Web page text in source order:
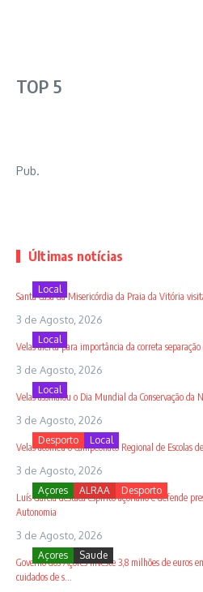
TOP 5
Pub.
Últimas notícias
Local
Santa Casa da Misericórdia da Praia da Vitória
3 de Agosto, 2026
Local
Velas alerta para importância da correta separação
3 de Agosto, 2026
Local
Velas assinalou o Dia Mundial da Conservação da
3 de Agosto, 2026
Desporto Local
Velas acolheu o Campeonato Regional de Escolas
3 de Agosto, 2026
Açores ALRAA Desporto
Luís Garcia destaca espírito açoriano e defende
Autonomia
3 de Agosto, 2026
Açores Saude
Governo dos Açores investe 3,8 milhões de euros
cuidados de s...